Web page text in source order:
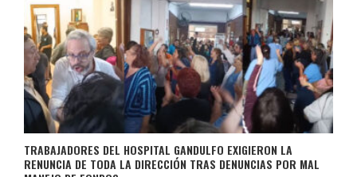
TRABAJADORES DEL HOSPITAL GANDULFO EXIGIERON LA
RENUNCIA DE TODA LA DIRECCIÓN TRAS DENUNCIAS POR MAL